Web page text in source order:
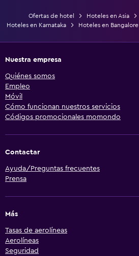
Ofertas de hotel Hoteles en Asia
Hoteles en Karnataka
Hoteles en Bangalore
Nuestra empresa
Quiénes somos
Empleo
Móvil
Cómo funcionan nuestros servicios
Códigos promocionales momondo
Contactar
Ayuda/Preguntas frecuentes
Prensa
Más
Tasas de aerolíneas
Aerolíneas
Seguridad